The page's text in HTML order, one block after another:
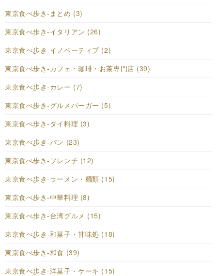
東京食べ歩き-まとめ (3)
東京食べ歩き-イタリアン (26)
東京食べ歩き-イノベーティブ (2)
東京食べ歩き-カフェ・珈琲・お茶専門店 (39)
東京食べ歩き-カレー (7)
東京食べ歩き-グルメバーガー (5)
東京食べ歩き-タイ料理 (3)
東京食べ歩き-パン (23)
東京食べ歩き-フレンチ (12)
東京食べ歩き-ラーメン・麺類 (15)
東京食べ歩き-中華料理 (8)
東京食べ歩き-台湾グルメ (15)
東京食べ歩き-和菓子・甘味処 (18)
東京食べ歩き-和食 (39)
東京食べ歩き-洋菓子・ケーキ (15)